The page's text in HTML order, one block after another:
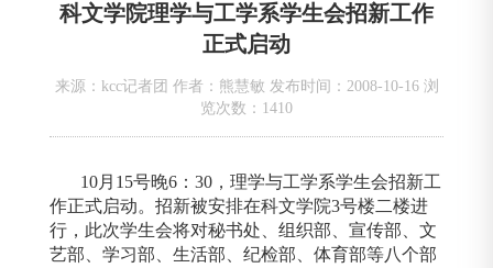
科文学院理学与工学系学生会招新工作
正式启动
来源：kcc记者团 作者：熊慧敏 发布时间：2008-10-16 浏
览次数： 1410
10月 15号晚6 ： 30 ，理学与工学系学生会招新工
作正式启动。招新被安排在科文学院3号楼二楼进
行，此次学生会将对秘书处、组织部、宣传部、文
艺部、学习部、生活部、纪检部、体育部等八个部